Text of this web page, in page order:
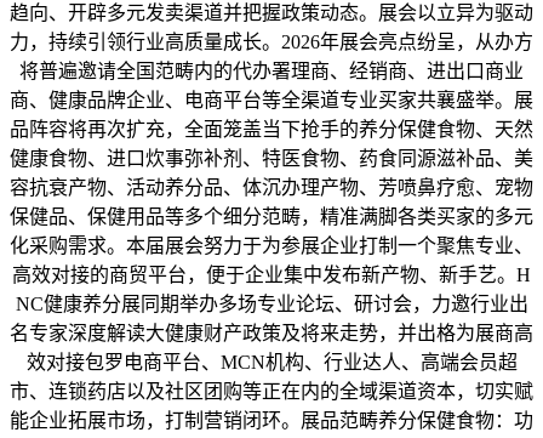
趋向、开辟多元发卖渠道并把握政策动态。展会以立异为驱动
力，持续引领行业高质量成长。2026年展会亮点纷呈，从办方
将普遍邀请全国范畴内的代办署理商、经销商、进出口商业
商、健康品牌企业、电商平台等全渠道专业买家共襄盛举。展
品阵容将再次扩充，全面笼盖当下抢手的养分保健食物、天然
健康食物、进口炊事弥补剂、特医食物、药食同源滋补品、美
容抗衰产物、活动养分品、体沉办理产物、芳喷鼻疗愈、宠物
保健品、保健用品等多个细分范畴，精准满脚各类买家的多元
化采购需求。本届展会努力于为参展企业打制一个聚焦专业、
高效对接的商贸平台，便于企业集中发布新产物、新手艺。H
NC健康养分展同期举办多场专业论坛、研讨会，力邀行业出
名专家深度解读大健康财产政策及将来走势，并出格为展商高
效对接包罗电商平台、MCN机构、行业达人、高端会员超
市、连锁药店以及社区团购等正在内的全域渠道资本，切实赋
能企业拓展市场，打制营销闭环。展品范畴养分保健食物：功